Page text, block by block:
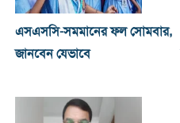
এসএসসি-সমমানের ফল সোমবার,
জানবেন যেভাবে